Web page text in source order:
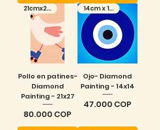
21cmx27cm
Pollo en patines-
Diamond
Painting - 21x27
Precio
80.000 COP
14cm x 14cm
Ojo- Diamond
Painting - 14x14
Precio
47.000 COP